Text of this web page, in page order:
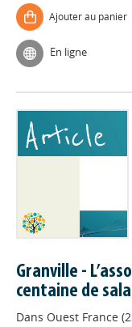
Ajouter au panier
En ligne
Granville -
centaine de
Dans Ouest France